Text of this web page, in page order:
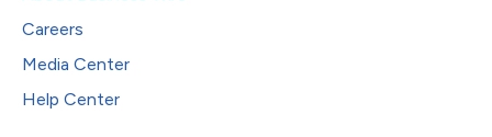
Careers
Media Center
Help Center